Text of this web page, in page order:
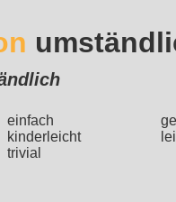
einfach
kinderleicht
trivial